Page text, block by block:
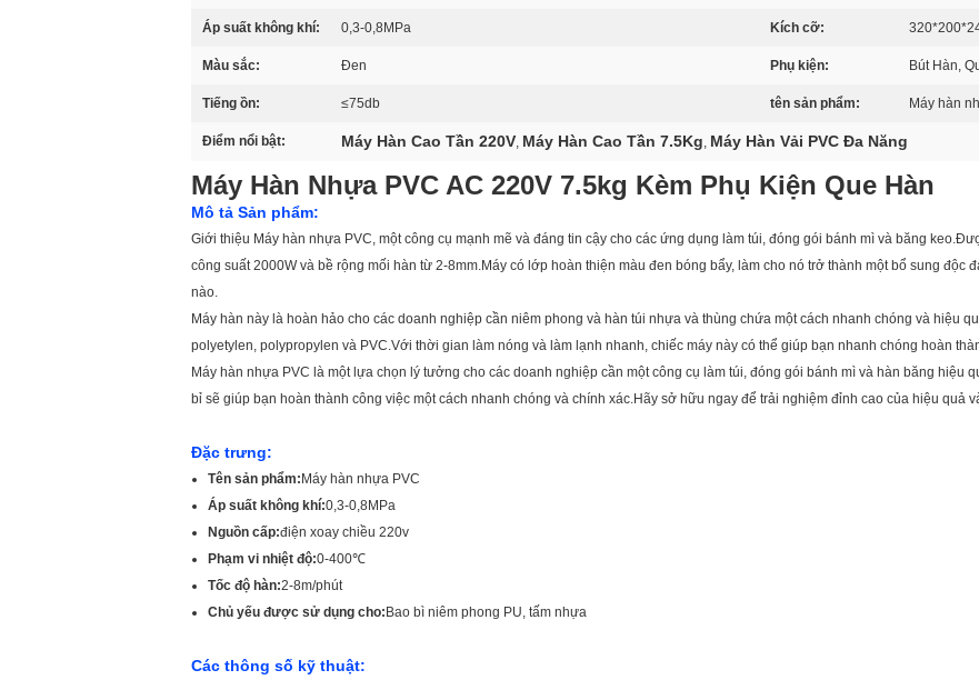
Áp suất không khí: 0,3-0,8MPa Kích cỡ:
Màu sắc: Đen Phụ kiện: Bút Hàn,
Tiếng ồn: ≤75db tên sản phẩm: Máy hàn
Điểm nổi bật: Máy Hàn Cao Tần 220V, Máy Hàn Cao Tần 7.5Kg, Máy Hàn Vải PVC Đa Năng
Máy Hàn Nhựa PVC AC 220V 7.5kg Kèm Phụ Kiện Que Hàn
Mô tả Sản phẩm:
Giới thiệu Máy hàn nhựa PVC, một công cụ mạnh mẽ và đáng tin cậy cho các ứng dụng làm túi, đóng gói bánh mì và băng
công suất 2000W và bề rộng mối hàn từ 2-8mm.Máy có lớp hoàn thiện màu đen bóng bẩy, làm cho nó trở thành một bổ sung độc
nào.
Máy hàn này là hoàn hảo cho các doanh nghiệp cần niêm phong và hàn túi nhựa và thùng chứa một cách nhanh chóng và hiệu
polyetylen, polypropylen và PVC.Với thời gian làm nóng và làm lạnh nhanh, chiếc máy này có thể giúp bạn nhanh chóng hoàn
Máy hàn nhựa PVC là một lựa chọn lý tưởng cho các doanh nghiệp cần một công cụ làm túi, đóng gói bánh mì và hàn băng hiệu
bỉ sẽ giúp bạn hoàn thành công việc một cách nhanh chóng và chính xác.Hãy sở hữu ngay để trải nghiệm đỉnh cao của hiệu quả
Đặc trưng:
Tên sản phẩm: Máy hàn nhựa PVC
Áp suất không khí:0,3-0,8MPa
Nguồn cấp:điện xoay chiều 220v
Phạm vi nhiệt độ:0-400℃
Tốc độ hàn:2-8m/phút
Chủ yếu được sử dụng cho: Bao bì niêm phong PU, tấm nhựa
Các thông số kỹ thuật: